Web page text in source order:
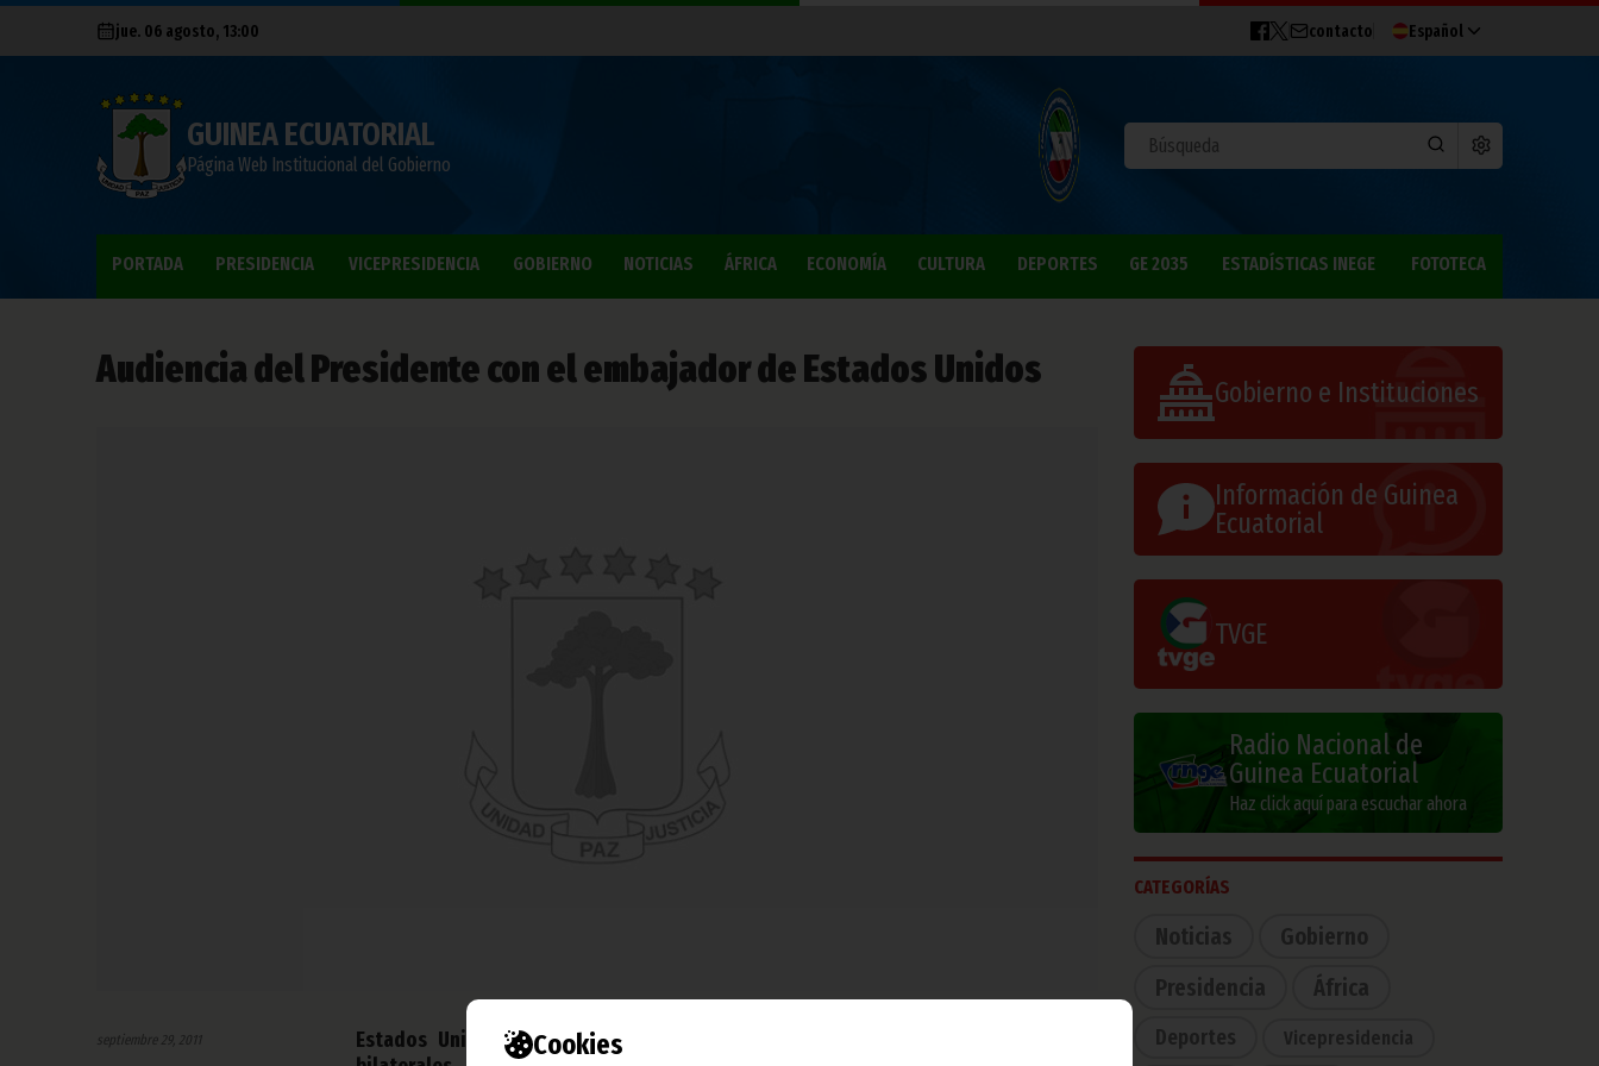
Cookies
jue. 06 agosto, 13:00 contacto Español
GUINEA ECUATORIAL
Página Web Institucional del Gobierno
PORTADA PRESIDENCIA VICEPRESIDENCIA GOBIERNO NOTICIAS ÁFRICA ECONOMÍA CULTURA DEPORTES GE 2035 ESTADÍSTICAS INEGE FOTOTECA
Audiencia del Presidente con el embajador de Estados Unidos
septiembre 29, 2011
Estados Unidos y Guinea Ecuatorial han repasado este martes sus relaciones
Gobierno e Instituciones
Información de Guinea
Ecuatorial
TVGE
Radio Nacional de
Guinea Ecuatorial
Haz click aquí para escuchar ahora
CATEGORÍAS
Noticias
Gobierno
Presidencia
África
Deportes Vicepresidencia